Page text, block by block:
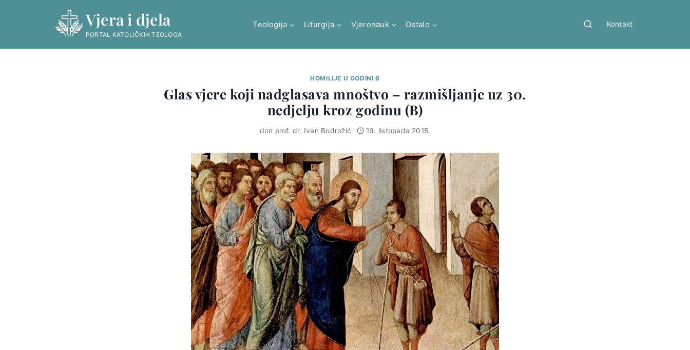
Vjera i djela
PORTAL KATOLIČKIH TEOLOGA
Teologija Liturgija Vjeronauk Ostalo Kontakt
HOMILIJE U GODINI B
Glas vjere koji nadglasava mnoštvo – razmišljanje uz 30.
nedjelju kroz godinu (B)
don prof. dr. Ivan Bodrožić 19. listopada 2015.